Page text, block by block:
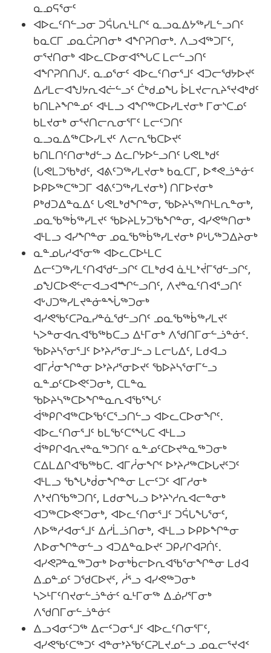
ᓇᓄᕋᕐᓂᑦ
ᐊᐅᓚᑦᑎᓪᓗᓂ ᑐᕌᒐᕆᒻᒪᒋᑦ ᓇᓗᓇᐃᔭᖅᓯᒪᓪᓗᑎᑦ
ᑲᓇᑕᒥ ᓄᓇᑖᕈᑎᓂᒃ ᐊᖏᕈᑎᓂᒃ. ᐱᓗᐊᖅᑐᒥᑦ,
ᓂᕐᔪᑎᓂᒃ ᐊᐅᓚᑕᐅᓂᐊᕐᖓᑕ ᒪᓕᓪᓗᑎᑦ
ᐊᖏᕈᑎᑎᒍᑦ. ᓇᓄᕐᓂᑦ ᐊᐅᓚᑦᑎᓂᕐᒧᑦ ᐊᑐᓕᖁᔭᐅᔪᑦ
ᐃᓱᒪᓕᐊᖑᔭᕆᐊᓖᓪᓗᑦ ᑖᒃᑯᓄᖓ ᐆᒪᔪᓕᕆᔨᕐᔪᐊᒃᑯᑦ
ᑲᑎᒪᔨᖏᓐᓄᑦ ᐊᒻᒪᓗ ᐊᖏᖅᑕᐅᓯᒪᔪᓂᒃ ᒥᓂᔅᑕᓄᑦ
ᑲᒪᔪᓂᒃ ᓂᕐᔪᑎᓕᕆᓂᕐᒥᑦ ᒪᓕᑦᑐᑎᑦ
ᓇᓗᓇᐃᖅᑕᐅᓯᒪᔪᑦ ᐱᓕᕆᖃᑕᐅᔪᑦ
ᑲᑎᒪᑎᑦᑎᓂᒃᑯᓪᓗ ᐃᓚᒋᔭᐅᓪᓗᑎᑦ ᒐᕙᒪᒃᑯᑦ
(ᒐᕙᒪᑐᖃᒃᑯᑦ, ᐊᕕᑦᑐᖅᓯᒪᔪᓂᒃ ᑲᓇᑕᒥ, ᐅᕝᕙᓘᓐᓃᑦ
ᐅᑭᐅᖅᑕᖅᑐᒥ ᐊᕕᑦᑐᖅᓯᒪᔪᓂᒃ) ᑎᒥᐅᔪᓂᒃ
ᑭᒃᑯᑐᐃᓐᓇᐃᑦ ᒐᕙᒪᒃᑯᖏᓐᓂ, ᖃᐅᔨᓴᖅᑎᒻᒪᕆᓐᓂᒃ,
ᓄᓇᖃᖅᑳᖅᓯᒪᔪᑦ ᖃᐅᔨᒪᔭᑐᖃᖏᓐᓂ, ᐊᓯᕙᖅᑎᓂᒃ
ᐊᒻᒪᓗ ᐊᓯᖏᓐᓂ ᓄᓇᖃᖅᑳᖅᓯᒪᔪᓂᒃ ᑭᒡᒐᖅᑐᐃᔨᓂᒃ
ᓇᓐᓄᒐᓱᐊᕐᓂᖅ ᐊᐅᓚᑕᐅᒻᒪᑕ
ᐃᓕᑦᑐᖅᓯᒪᑦᑎᐊᖁᓪᓗᒋᑦ ᑕᒪᒃᑯᐊ ᓈᒻᒪᔾᔫᒥᖁᓪᓗᒋᑦ,
ᓄᖑᑕᐅᕙᓪᓕᐊᓗᐊᙱᓪᓗᑎᑦ, ᐱᔪᓐᓇᑦᑎᐊᕐᓗᑎᑦ
ᐊᒡᒍᑐᖅᓯᒪᔪᓐᓃᓐᖔᖅᑐᓂᒃ
ᐊᓯᕙᖃᑦᑕᕈᓇᓯᓐᓈᖁᓪᓗᑎᑦ ᓄᓇᖃᖅᑳᖅᓯᒪᔪᑦ
ᓴᐳᓐᓂᐊᕆᐊᖃᖅᑲᑕᓗ ᐃᒻᒥᓂᒃ ᐱᖁᑎᒥᓂᓪᓘᓐᓃᑦ.
ᖃᐅᔨᓴᕐᓂᕐᒧᑦ ᐅᔾᔨᓱᕐᓂᒧᓪᓗ ᒪᓕᒐᐃᑦ, ᒪᑯᐊᓗ
ᐊᒥᓲᓂᖏᓐᓂ ᐅᔾᔨᓱᕐᓂᐅᔪᑦ ᖃᐅᔨᓴᕐᓂᒥᓪᓗ
ᓇᓐᓄᑦᑕᐅᕙᑦᑐᓂᒃ, ᑕᒪᓐᓇ
ᖃᐅᔨᓴᖅᑕᐅᖏᓐᓇᕆᐊᖃᕐᖓᑦ
ᐋᖅᑭᒋᐊᖅᑕᐅᖃᑦᑕᕐᓗᑎᓪᓗ ᐊᐅᓚᑕᐅᓂᖏᑦ.
ᐊᐅᓚᑦᑎᓂᕐᒧᑦ ᑲᒪᖃᑦᑕᕐᖓᑕ ᐊᒻᒪᓗ
ᐋᖅᑭᒋᐊᕆᔪᓐᓇᖅᑐᑎᑦ ᓇᓐᓄᑦᑕᐅᔪᓐᓇᖅᑐᓂᒃ
ᑕᐃᒪᐃᒋᐊᖃᖅᑲᑕ. ᐊᒥᓲᓂᖏᑦ ᐅᔾᔨᓱᖅᑕᐅᒐᔪᑦᑐᑦ
ᐊᒻᒪᓗ ᖃᖓᒃᑰᓂᖏᓐᓂ ᒪᓕᑦᑐᑦ ᐊᒥᓱᓂᒃ
ᐱᔾᔪᑎᖃᖅᑐᑎᑦ, ᒪᑯᓂᖓᓗ ᐅᔾᔨᔅᓱᕆᐊᓕᓐᓂᒃ
ᐊᑐᖅᑕᐅᕙᑦᑐᓂᒃ, ᐊᐅᓚᑦᑎᓂᕐᒧᑦ ᑐᕌᒐᖓᕐᓂᑦ,
ᐱᐅᖅᓱᐊᓂᕐᒧᑦ ᐃᓱᒫᓘᑎᓂᒃ, ᐊᒻᒪᓗ ᐅᑭᐅᖏᓐᓂ
ᐱᐅᓂᖏᓐᓂᓪᓗ ᐊᑐᐃᓐᓇᐅᔪᑦ ᑐᑭᓯᒋᐊᕈᑏᑦ.
ᐊᓯᕙᕈᓐᓇᖅᑐᓂᒃ ᐅᓂᒃᑳᓕᐅᕆᐊᖃᕐᓂᖏᓐᓂ ᒪᑯᐊ
ᐃᓄᓐᓄᑦ ᑐᖁᑕᐅᔪᑦ, ᓲᕐᓗ ᐊᓯᕙᖅᑐᓂᒃ
ᓴᐳᒻᒥᑦᑎᔪᓂᓪᓘᓐᓃᑦ ᓇᒻᒥᓂᖅ ᐃᓅᓯᕐᒥᓂᒃ
ᐱᖁᑎᒥᓂᓪᓘᓐᓃᑦ
ᐃᓗᐊᓂᑦᑐᖅ ᐃᓕᑦᑐᓂᕐᒧᑦ ᐊᐅᓚᑦᑎᓂᕐᒥᑦ,
ᐊᓯᕙᖃᑦᑕᖅᑐᑦ ᐊᓐᓂᔾᔨᖃᑦᑕᕈᒪᔪᓄᓪᓗ ᓄᓇᓕᕐᔪᐊᑉ